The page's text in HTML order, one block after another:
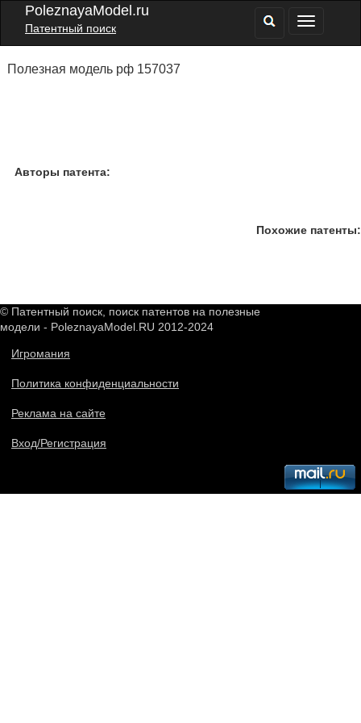
PoleznayaModel.ru
Патентный поиск
Полезная модель рф 157037
Авторы патента:
Похожие патенты:
© Патентный поиск, поиск патентов на полезные
модели - PoleznayaModel.RU 2012-2024
Игромания
Политика конфиденциальности
Реклама на сайте
Вход/Регистрация